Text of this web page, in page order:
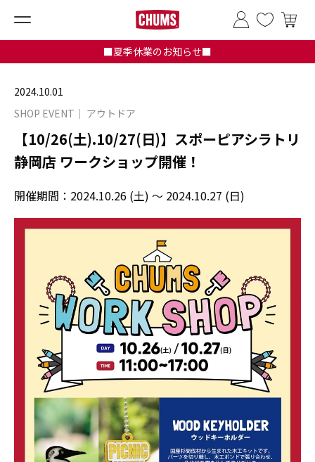
■夏季休業のお知らせ■
2024.10.01
SHOP EVENT
アウトドア
【10/26(土).10/27(日)】スポーピアシラトリ
静岡店 ワークショップ開催！
開催期間： 2024.10.26 (土) ～ 2024.10.27 (日)